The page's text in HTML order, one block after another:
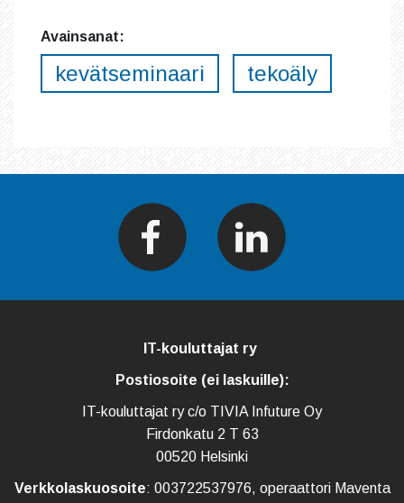
Avainsanat:
kevätseminaari tekoäly
IT-kouluttajat ry
Postiosoite (ei laskuille):
IT-kouluttajat ry c/o TIVIA Infuture Oy
Firdonkatu 2 T 63
00520 Helsinki
Verkkolaskuosoite: 003722537976, operaattori Maventa